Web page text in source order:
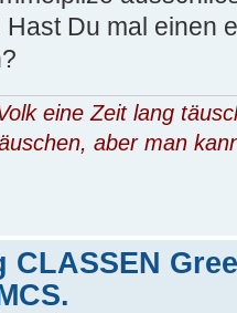
Du mal einen
eine Zeit lang
aber man
CLASSEN